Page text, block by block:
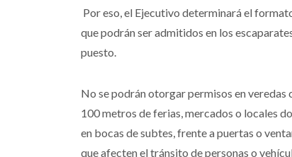
Por eso, el Ejecutivo determinará el
que podrán ser admitidos en los
puesto.
No se podrán otorgar permisos en veredas
100 metros de ferias, mercados o locales
en bocas de subtes, frente a puertas o
que afecten el tránsito de personas o